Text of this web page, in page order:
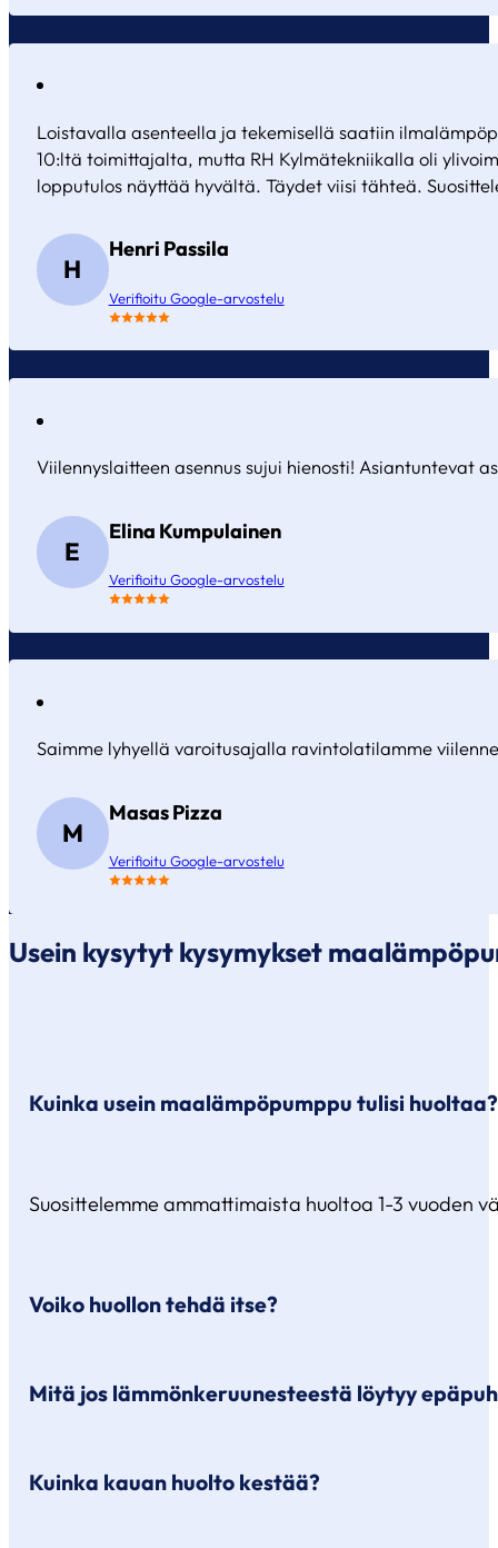
Loistavalla asenteella ja tekemisellä saatiin
10:ltä toimittajalta, mutta RH Kylmätekniikalla oli
lopputulos näyttää hyvältä. Täydet viisi tähteä.
H
Henri Passila
Verifioitu Google-arvostelu
Viilennyslaitteen asennus sujui hienosti! Asiantuntevat
E
Elina Kumpulainen
Verifioitu Google-arvostelu
Saimme lyhyellä varoitusajalla ravintolatilamme
M
Masas Pizza
Verifioitu Google-arvostelu
Usein kysytyt kysymykset
Kuinka usein maalämpöpumppu tulisi huoltaa?
Suosittelemme ammattimaista huoltoa 1-3 vuoden
Voiko huollon tehdä itse?
Perusasiat kuten suodattimien tarkistuksen ja
Mitä jos lämmönkeruunesteestä löytyy
Huollon yhteydessä tarkistamme
Kuinka kauan huolto kestää?